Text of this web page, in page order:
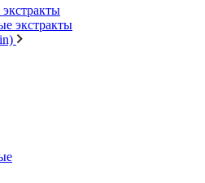
экстракты